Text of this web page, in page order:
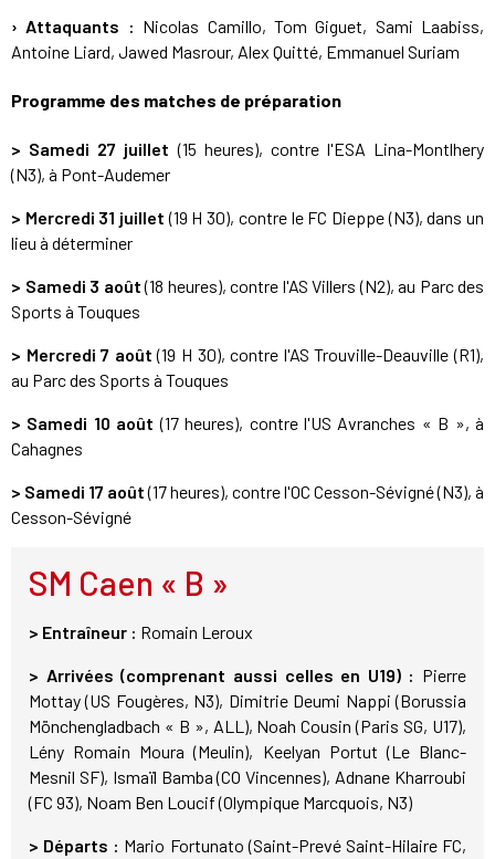
› Attaquants : Nicolas Camillo, Tom Giguet, Sami Laabiss,
Antoine Liard, Jawed Masrour, Alex Quitté, Emmanuel Suriam
Programme des matches de préparation
> Samedi 27 juillet (15 heures), contre l'ESA Lina-Montlhery
(N3), à Pont-Audemer
> Mercredi 31 juillet (19 H 30), contre le FC Dieppe (N3), dans un
lieu à déterminer
> Samedi 3 août(18 heures), contre l'AS Villers (N2), au Parc des
Sports à Touques
> Mercredi 7 août (19 H 30), contre l'AS Trouville-Deauville (R1),
au Parc des Sports à Touques
> Samedi 10 août (17 heures), contre l'US Avranches « B », à
Cahagnes
> Samedi 17 août(17 heures), contre l'OC Cesson-Sévigné (N3), à
Cesson-Sévigné
SM Caen « B »
> Entraîneur : Romain Leroux
> Arrivées (comprenant aussi celles en U19) : Pierre
Mottay (US Fougères, N3), Dimitrie Deumi Nappi (Borussia
Mönchengladbach « B », ALL), Noah Cousin (Paris SG, U17),
Lény Romain Moura (Meulin), Keelyan Portut (Le Blanc-
Mesnil SF), Ismaïl Bamba (CO Vincennes), Adnane Kharroubi
(FC 93), Noam Ben Loucif (Olympique Marcquois, N3)
> Départs : Mario Fortunato (Saint-Prevé Saint-Hilaire FC,